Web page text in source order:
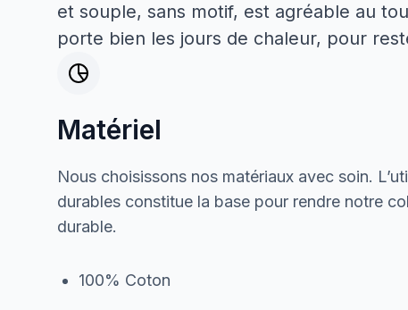
et souple, sans motif, est agréable au
porte bien les jours de chaleur, pour
Matériel
Nous choisissons nos matériaux avec soin.
durables constitue la base pour rendre notre
durable.
100% Coton